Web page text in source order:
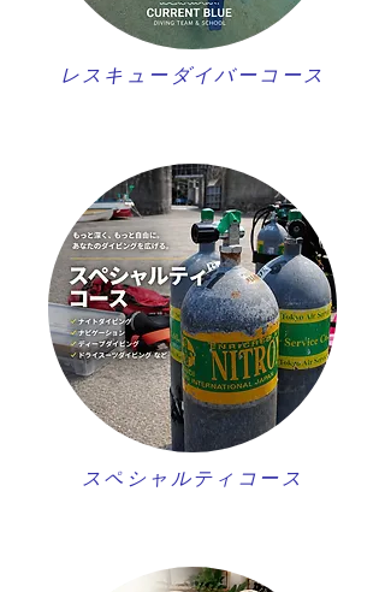
レスキューダイバーコース
スペシャルティコース